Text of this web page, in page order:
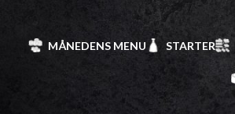
MÅNEDENS MENU STARTER